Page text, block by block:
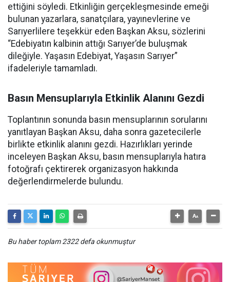
ettiğini söyledi. Etkinliğin gerçekleşmesinde emeği
bulunan yazarlara, sanatçılara, yayınevlerine ve
Sarıyerlilere teşekkür eden Başkan Aksu, sözlerini
“Edebiyatın kalbinin attığı Sarıyer’de buluşmak
dileğiyle. Yaşasın Edebiyat, Yaşasın Sarıyer”
ifadeleriyle tamamladı.
Basın Mensuplarıyla Etkinlik Alanını Gezdi
Toplantının sonunda basın mensuplarının sorularını
yanıtlayan Başkan Aksu, daha sonra gazetecilerle
birlikte etkinlik alanını gezdi. Hazırlıkları yerinde
inceleyen Başkan Aksu, basın mensuplarıyla hatıra
fotoğrafı çektirerek organizasyon hakkında
değerlendirmelerde bulundu.
Bu haber toplam 2322 defa okunmuştur